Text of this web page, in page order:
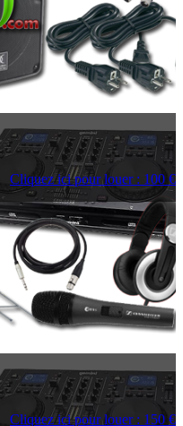
Cliquez ici pour louer : 100 €
Cliquez ici pour louer : 150 €